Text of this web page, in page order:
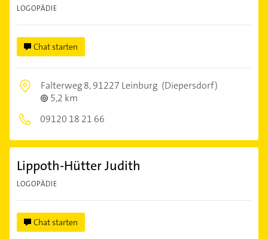
LOGOPÄDIE
Chat starten
Falterweg 8,91227 Leinburg (Diepersdorf)
5,2 km
09120 18 21 66
Lippoth-Hütter Judith
LOGOPÄDIE
Chat starten